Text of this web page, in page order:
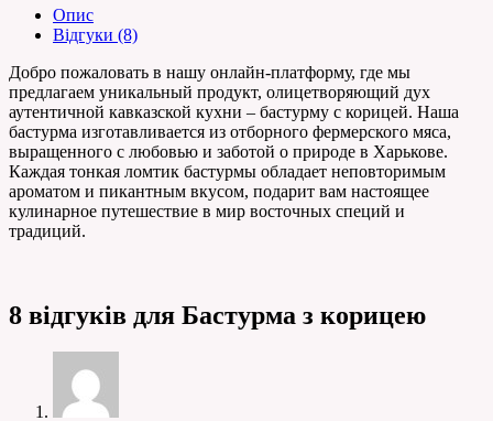
Опис
Відгуки (8)
Добро пожаловать в нашу онлайн-платформу, где мы
предлагаем уникальный продукт, олицетворяющий дух
аутентичной кавказской кухни – бастурму с корицей. Наша
бастурма изготавливается из отборного фермерского мяса,
выращенного с любовью и заботой о природе в Харькове.
Каждая тонкая ломтик бастурмы обладает неповторимым
ароматом и пикантным вкусом, подарит вам настоящее
кулинарное путешествие в мир восточных специй и
традиций.
8 відгуків для Бастурма з корицею